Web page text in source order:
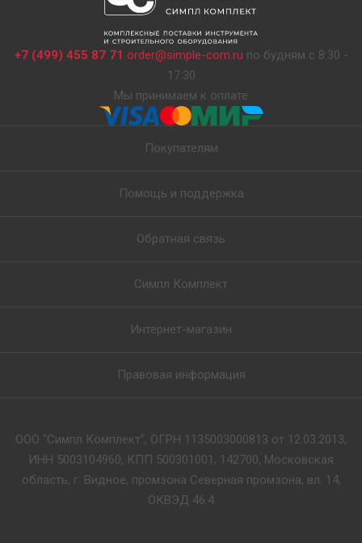
+7 (499) 455 87 71 order@simple-com.ru по будням с 8:30 -
17:30
Мы принимаем к оплате
Покупателям
Помощь и поддержка
Обратная связь
Симпл Комплект
Интернет-магазин
Правовая информация
ООО "Симпл Комплект", ОГРН 1135003000813 от 12.03.2013,
ИНН 5003104960, КПП 500301001, 142700, Московская
область, г. Видное, промзона Северная промзона, вл. 14,
ОКВЭД 46.4